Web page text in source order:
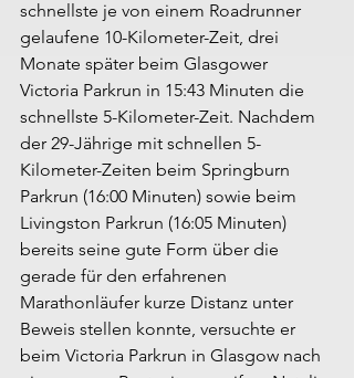
schnellste je von einem Roadrunner
gelaufene 10-Kilometer-Zeit, drei
Monate später beim Glasgower
Victoria Parkrun in 15:43 Minuten die
schnellste 5-Kilometer-Zeit. Nachdem
der 29-Jährige mit schnellen 5-
Kilometer-Zeiten beim Springburn
Parkrun (16:00 Minuten) sowie beim
Livingston Parkrun (16:05 Minuten)
bereits seine gute Form über die
gerade für den erfahrenen
Marathonläufer kurze Distanz unter
Beweis stellen konnte, versuchte er
beim Victoria Parkrun in Glasgow nach